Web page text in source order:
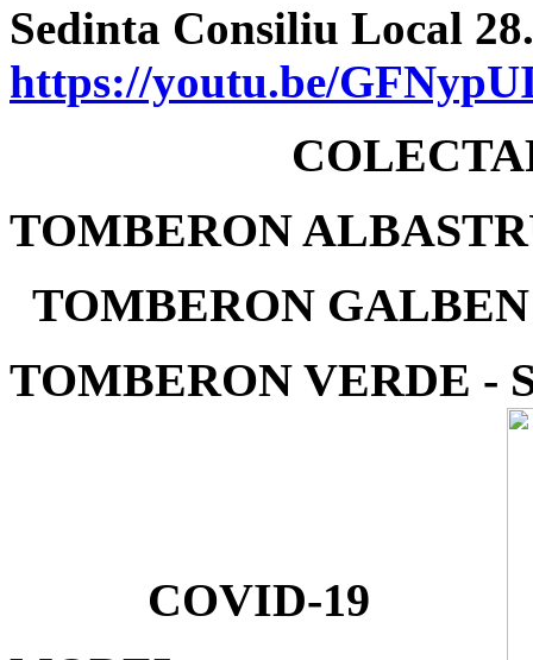
Sedinta Consiliu Local
https://youtu.be/
TOMBERON
TOMBERON
TOMBERON VERDE -
COVID-19